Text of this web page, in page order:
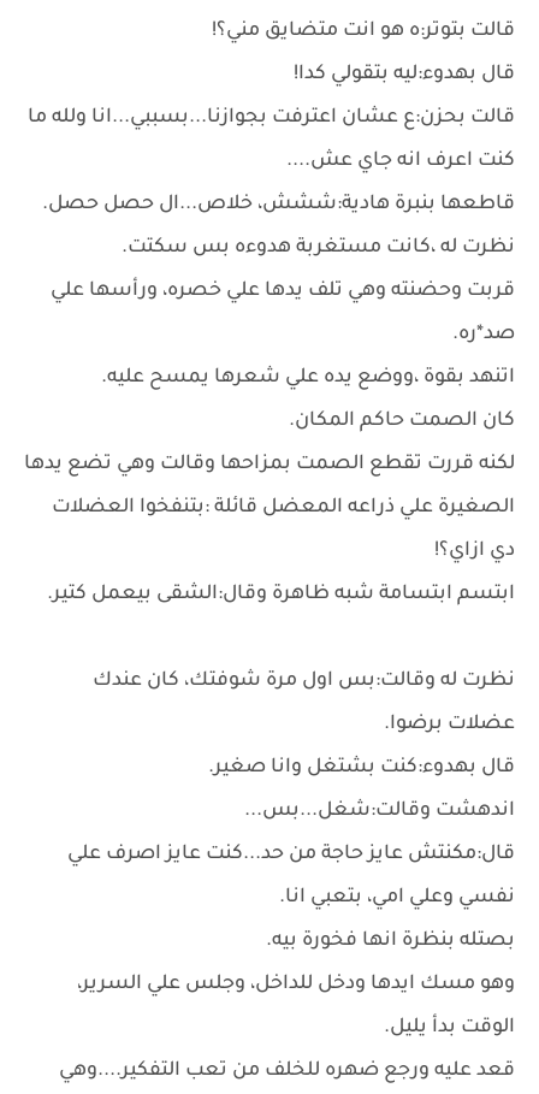
قالت بتوتر:ه هو انت متضايق مني؟!
قال بهدوء:ليه بتقولي كدا!
قالت بحزن:ع عشان اعترفت بجوازنا...بسببي...انا ولله ما
كنت اعرف انه جاي عش....
قاطعها بنبرة هادية:ششش، خلاص...ال حصل حصل.
نظرت له ،كانت مستغربة هدوءه بس سكتت.
قربت وحضنته وهي تلف يدها علي خصره، ورأسها علي
صد*ره.
اتنهد بقوة ،ووضع يده علي شعرها يمسح عليه.
كان الصمت حاكم المكان.
لكنه قررت تقطع الصمت بمزاحها وقالت وهي تضع يدها
الصغيرة علي ذراعه المعضل قائلة :بتنفخوا العضلات
دي ازاي؟!
ابتسم ابتسامة شبه ظاهرة وقال:الشقى بيعمل كتير.
نظرت له وقالت:بس اول مرة شوفتك، كان عندك
عضلات برضوا.
قال بهدوء:كنت بشتغل وانا صغير.
اندهشت وقالت:شغل...بس...
قال:مكنتش عايز حاجة من حد...كنت عايز اصرف علي
نفسي وعلي امي، بتعبي انا.
بصتله بنظرة انها فخورة بيه.
وهو مسك ايدها ودخل للداخل، وجلس علي السرير،
الوقت بدأ يليل.
قعد عليه ورجع ضهره للخلف من تعب التفكير....وهي